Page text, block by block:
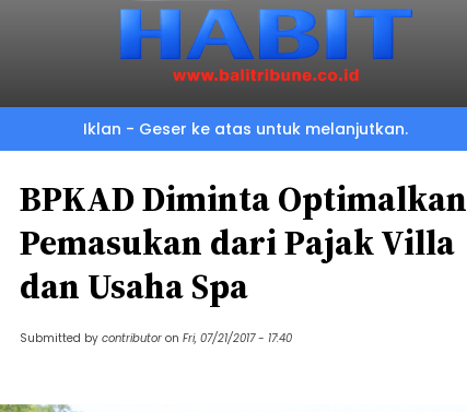
Iklan - Geser ke atas untuk melanjutkan.
BPKAD Diminta Optimalkan
Pemasukan dari Pajak Villa
dan Usaha Spa
Submitted by contributor on Fri, 07/21/2017 - 17:40